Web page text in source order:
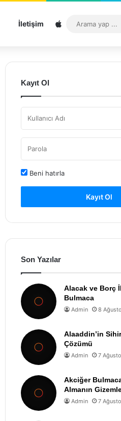
İletişim Sitemap
Kayıt Ol
Beni hatırla
Kayıt Ol
Son Yazılar
Alacak ve Borç
Bulmaca
Admin 8
Alaaddin’in
Çözümü
Admin 7
Akciğer
Almanın
Admin 7